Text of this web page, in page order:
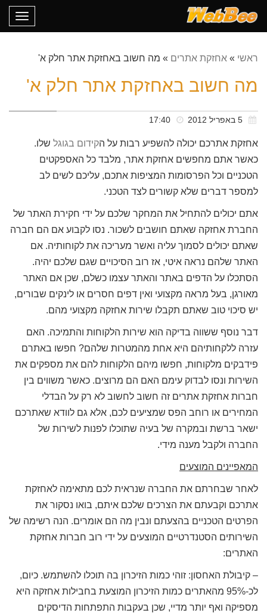
ראשי » אחזקת אתרים » מה חשוב באחזקת אתר חלק א'
מה חשוב באחזקת אתר חלק א'
אחזקת אתרכם יכולה להשפיע רבות על הקידום בגוגל שלו.
כאשר אתם מחפשים אחזקת אתר, מלבד כל האספקטים
הטכניים וכל הפרסומות המציפות אתכם, עליכם לשים לב
למספר דברים שלא קשורים לצד הטכני.
אתם יכולים להתחיל את המחקר שלכם על ידי חקירת האתר של
החברת אחזקה שאתם חושבים לשכור. נסו לקבוע אם הם חברה
שאתם יכולים לסמוך עליה ואשר מעריכה את לקוחותיה. אם
האתר שלהם נראה איטי, אז רוב הסיכויים שגם שלכם יהיה.
הסתכלו על הדפים באתר והאתר עצמו כשלם, שכן אם האתר
מאורגן, בעל מראה מקצועי ואין דפים חסרים או לינקים שבורים,
יש סיכוי טוב שאתם תקבלו שירות אחזקה מקצועי מהם.
דבר נוסף ששווה בדיקה הוא שירות הלקוחות והתמיכה. האם
עזרה ללקחותיהם היא אחת מהמטרות שלהם? חפשו באתרם
פידבקים מלקוחות, חפשו מיהם הלקוחות להם את מספקים את
השירות ונסו לבדוק עימם האם הם מרוצים. כאשר משווים בין
חברות אחזקת אתרים זה חשוב לחשוב לא רק על הבדלי
המחירים או רוחב הפס שמציעים לכם, אלא גם לוודא שאתרכם
ישאר ברשת ובמקרה של בעיה שתוכלו לפנות לשירות של
החברה ולקבל מענה מידי.
המאפיינים המוצעים
לאחר שבחרתם את החברה שנראית לכם מתאימה לאחזקת
אתרכם וקבעתם את הצרכים שלכם איתם, בואו נסקור את
הפרטים הטכניים בהצעתם ונבין מה הם אומרים. הנה רשימה של
השירותים הסטנדרטיים המוצעים על ידי רוב חברות אחזקת
האתרים:
– קיבולת האחסון: זוהי כמות הזיכרון בה תוכלו להשתמש. כיום,
לכ-95% מהאתרים כמות הזיכרון המוצעת בחבילות אחזקה היא
מספיקה ואף יותר מדיי, שכן בעקבות התפתחות הדיסקים